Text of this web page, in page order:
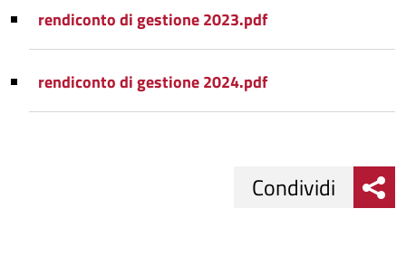
rendiconto di gestione 2023.pdf
rendiconto di gestione 2024.pdf
Condividi